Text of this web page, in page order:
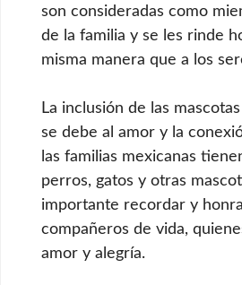
son consideradas como
de la familia y se les rinde
misma manera que a los
La inclusión de las
se debe al amor y la
las familias mexicanas
perros, gatos y otras
importante recordar y
compañeros de vida,
amor y alegría.